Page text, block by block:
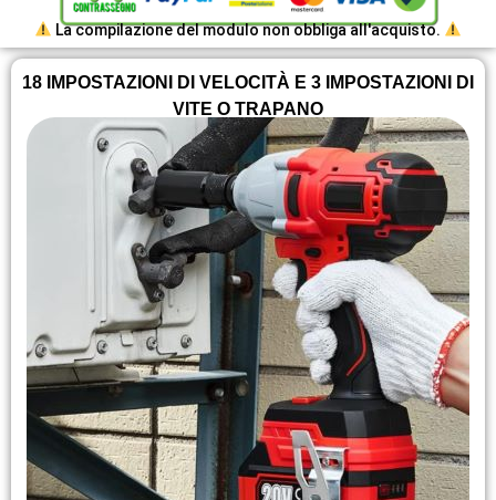
La compilazione del modulo non obbliga all'acquisto.
18 IMPOSTAZIONI DI VELOCITÀ E 3 IMPOSTAZIONI DI
VITE O TRAPANO